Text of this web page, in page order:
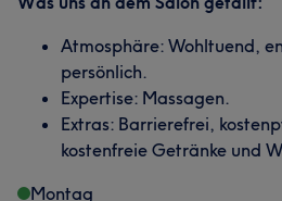
Atmosphäre: Wohltuend,
persönlich.
Expertise: Massagen.
Extras: Barrierefrei,
kostenfreie Getränke und
Montag